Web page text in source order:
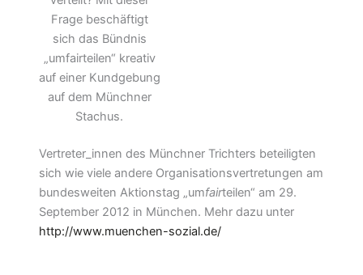
Frage beschäftigt
sich das Bündnis
„umfairteilen“ kreativ
auf einer Kundgebung
auf dem Münchner
Stachus.
Vertreter_innen des Münchner Trichters beteiligten
sich wie viele andere Organisationsvertretungen am
bundesweiten Aktionstag „umfairteilen“ am 29.
September 2012 in München. Mehr dazu unter
http://www.muenchen-sozial.de/